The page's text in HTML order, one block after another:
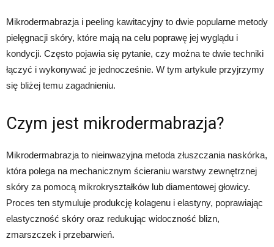
Mikrodermabrazja i peeling kawitacyjny to dwie popularne metody
pielęgnacji skóry, które mają na celu poprawę jej wyglądu i
kondycji. Często pojawia się pytanie, czy można te dwie techniki
łączyć i wykonywać je jednocześnie. W tym artykule przyjrzymy
się bliżej temu zagadnieniu.
Czym jest mikrodermabrazja?
Mikrodermabrazja to nieinwazyjna metoda złuszczania naskórka,
która polega na mechanicznym ścieraniu warstwy zewnętrznej
skóry za pomocą mikrokryształków lub diamentowej głowicy.
Proces ten stymuluje produkcję kolagenu i elastyny, poprawiając
elastyczność skóry oraz redukując widoczność blizn,
zmarszczek i przebarwień.